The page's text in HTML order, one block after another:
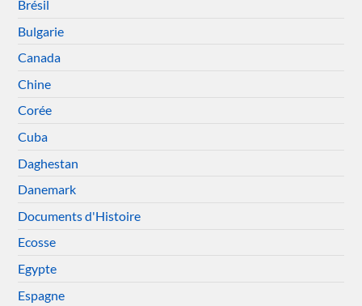
Brésil
Bulgarie
Canada
Chine
Corée
Cuba
Daghestan
Danemark
Documents d'Histoire
Ecosse
Egypte
Espagne